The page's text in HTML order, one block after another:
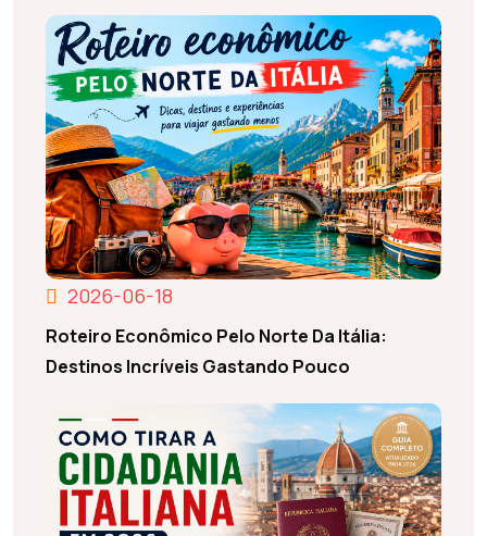
2026-06-18
Roteiro Econômico Pelo Norte Da Itália:
Destinos Incríveis Gastando Pouco